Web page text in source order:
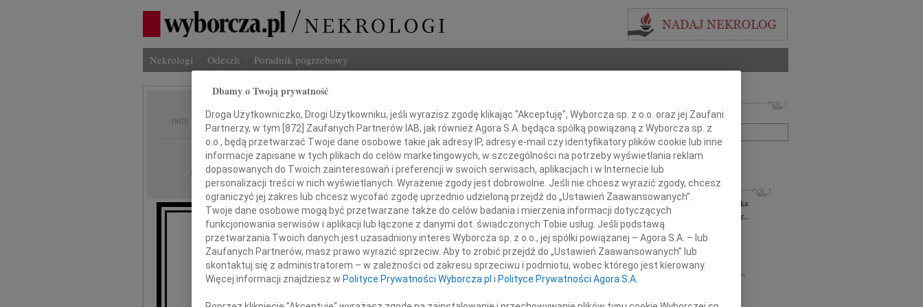
Nekrologi Odeszli Poradnik pogrzebowy
IMIĘ I NAZWISKO: Jadwiga Sławińska
REGION: cała Polska
DATA EMISJI: 06.02.2018
Z głębokim żalem zawiadamiany, że dnia 2 lutego 2018 roku
zmarła
dr hab. inż. arch.
Imię i nazwisko lub numer ogłoszenia:
+ szukanie zaawansowane
INNE NEKROLOGI
Małgorzata Kościelska06.08.2026
cała Polska
Z głębokim smutkiem żegnam Panią Profesor...
Marta Rytel 31.07.2026
Z głębokim żalem w sercu żegnamy naszą...
Stanisław Gomułka
27.07.2026
Z głębokim żalem przyjęliśmy wiadomość o...
Adam Pilecki
Zarząd Podkarpackiego Stowarzyszenia...
Dbamy o Twoją prywatność
Droga Użytkowniczko, Drogi Użytkowniku, jeśli wyrazisz zgodę klikając "Akceptuję", Wyborcza sp. z o.o. oraz jej Zaufani
Partnerzy, w tym [872] Zaufanych Partnerów IAB, jak również Agora S.A. będąca spółką powiązaną z Wyborcza sp. z
o.o., będą przetwarzać Twoje dane osobowe takie jak adresy IP, adresy e-mail czy identyfikatory plików cookie lub inne
informacje zapisane w tych plikach do celów marketingowych, w szczególności na potrzeby wyświetlania reklam
dopasowanych do Twoich zainteresowań i preferencji w swoich serwisach, aplikacjach i w Internecie lub
personalizacji treści w nich wyświetlanych. Wyrażenie zgody jest dobrowolne. Jeśli nie chcesz wyrazić zgody, chcesz
ograniczyć jej zakres lub chcesz wycofać zgodę uprzednio udzieloną przejdź do „Ustawień Zaawansowanych”.
Twoje dane osobowe mogą być przetwarzane także do celów badania i mierzenia informacji dotyczących
funkcjonowania serwisów i aplikacji lub łączone z danymi dot. świadczonych Tobie usług. Jeśli podstawą
przetwarzania Twoich danych jest uzasadniony interes Wyborcza sp. z o.o., jej spółki powiązanej – Agora S.A. – lub
Zaufanych Partnerów, masz prawo wyrazić sprzeciw. Aby to zrobić przejdź do „Ustawień Zaawansowanych” lub
skontaktuj się z administratorem – w zależności od zakresu sprzeciwu i podmiotu, wobec którego jest kierowany.
Więcej informacji znajdziesz w Polityce Prywatności Wyborcza.pl i Polityce Prywatności Agora S.A.